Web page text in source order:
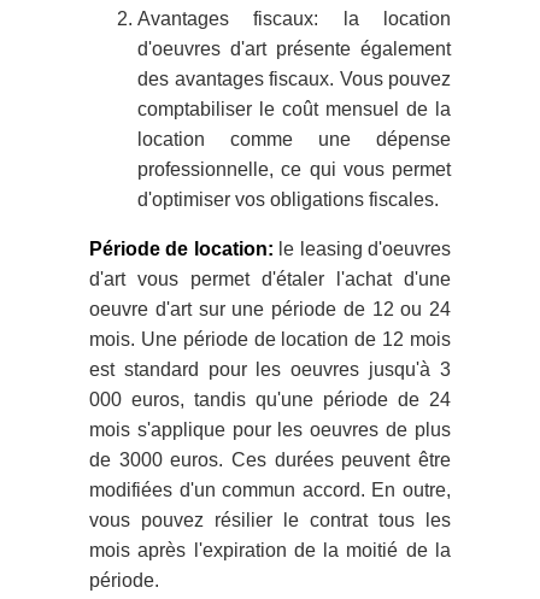
Avantages fiscaux: la location
d'oeuvres d'art présente également
des avantages fiscaux. Vous pouvez
comptabiliser le coût mensuel de la
location comme une dépense
professionnelle, ce qui vous permet
d'optimiser vos obligations fiscales.
Période de location: le leasing d'oeuvres
d'art vous permet d'étaler l'achat d'une
oeuvre d'art sur une période de 12 ou 24
mois. Une période de location de 12 mois
est standard pour les oeuvres jusqu'à 3
000 euros, tandis qu'une période de 24
mois s'applique pour les oeuvres de plus
de 3000 euros. Ces durées peuvent être
modifiées d'un commun accord. En outre,
vous pouvez résilier le contrat tous les
mois après l'expiration de la moitié de la
période.